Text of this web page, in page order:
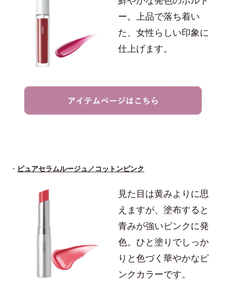
ー。上品で落ち着い
た、女性らしい印象に
仕上げます。
・ ピュアセラムルージュ／コットンピンク
見た目は黄みよりに思
えますが、塗布すると
青みが強いピンクに発
色。ひと塗りでしっか
りと色づく華やかなピ
ンクカラーです。